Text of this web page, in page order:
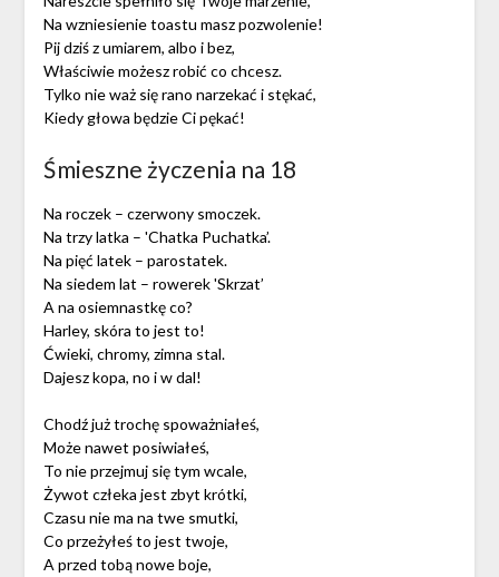
Na wzniesienie toastu masz pozwolenie!
Pij dziś z umiarem, albo i bez,
Właściwie możesz robić co chcesz.
Tylko nie waż się rano narzekać i stękać,
Kiedy głowa będzie Ci pękać!
Śmieszne życzenia na 18
Na roczek – czerwony smoczek.
Na trzy latka – 'Chatka Puchatka’.
Na pięć latek – parostatek.
Na siedem lat – rowerek 'Skrzat’
A na osiemnastkę co?
Harley, skóra to jest to!
Ćwieki, chromy, zimna stal.
Dajesz kopa, no i w dal!
Chodź już trochę spoważniałeś,
Może nawet posiwiałeś,
To nie przejmuj się tym wcale,
Żywot człeka jest zbyt krótki,
Czasu nie ma na twe smutki,
Co przeżyłeś to jest twoje,
A przed tobą nowe boje,